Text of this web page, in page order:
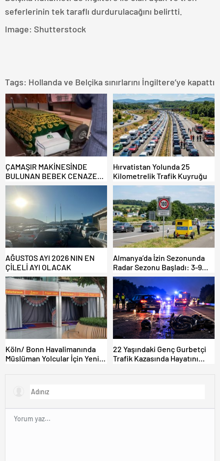
seferlerinin tek taraflı durdurulacağını belirtti.
Image: Shutterstock
Tags: Hollanda ve Belçika sınırlarını İngiltere’ye kapattı
ÇAMAŞIR MAKİNESİNDE
BULUNAN BEBEK CENAZESİ
ŞOK ETTİ
Hırvatistan Yolunda 25
Kilometrelik Trafik Kuyruğu
AĞUSTOS AYI 2026 NIN EN
ÇİLELİ AYI OLACAK
Almanya’da İzin Sezonunda
Radar Sezonu Başladı: 3-9
Ağustos’ta Radar Hız
Denetimi Yapılacak!
Köln/ Bonn Havalimanında
Müslüman Yolcular İçin Yeni
22 Yaşındaki Genç Gurbetçi
Trafik Kazasında Hayatını